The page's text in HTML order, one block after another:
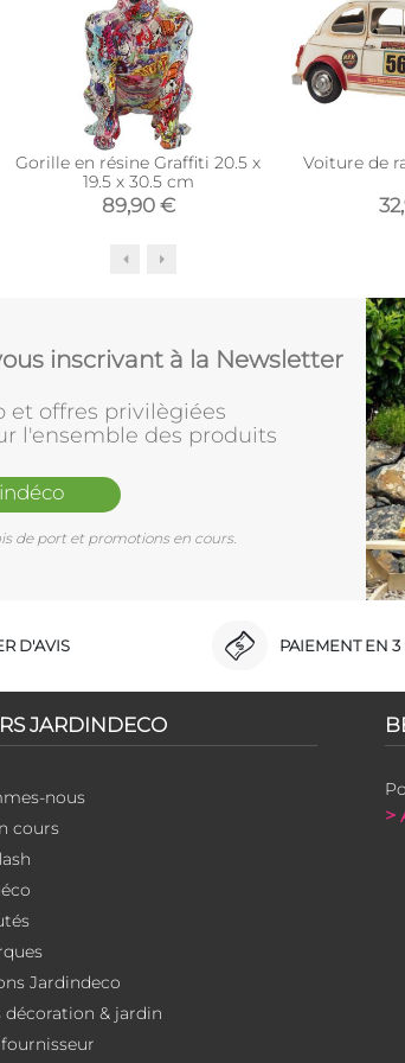
Gorille en résine Graffiti 20.5 x
19.5 x 30.5 cm
89,90 €
Voiture de
inscrivant à la Newsletter
et offres privilègiées
l'ensemble des produits
de port et promotions en cours.
D'AVIS PAIEMENT EN 3
JARDINDECO
nous
cours
Jardindeco
décoration & jardin
>